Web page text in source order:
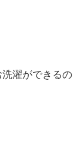
濯ができるの